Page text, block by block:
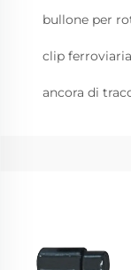
bullone per
clip
ancora di